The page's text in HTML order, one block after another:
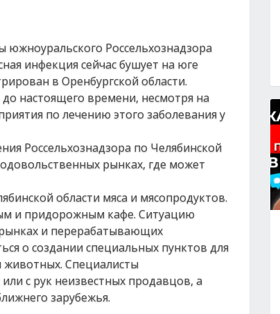
южноуральского Россельхознадзора
инфекция сейчас бушует на юге
в Оренбургской области.
настоящего времени, несмотря на
по лечению этого заболевания у
Россельхознадзора по Челябинской
рынках, где может
области мяса и мясопродуктов.
и придорожным кафе. Ситуацию
и перерабатывающих
о создании специальных пунктов для
животных. Специалисты
с рук неизвестных продавцов, а
зарубежья.